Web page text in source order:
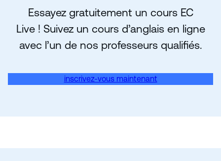
Essayez gratuitement un cours EC
Live ! Suivez un cours d’anglais en ligne
avec l’un de nos professeurs qualifiés.
inscrivez-vous maintenant